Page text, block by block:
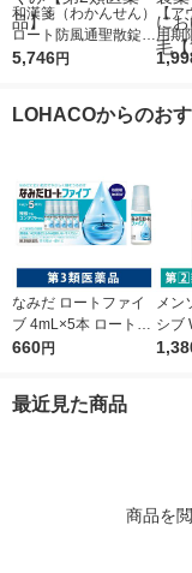
和漢箋（わかんせん）
ロート防風通聖散錠満
量a 372錠 ロート製薬
5,746円
【ア
用期
月】
発毛
LOHACOからのお
なみだ ロートファイ
ブ 4mL×5本 ロート製
薬 目薬 乾き目 疲れ目
660円
メン
シブ
リー
最近見た商品
商品を